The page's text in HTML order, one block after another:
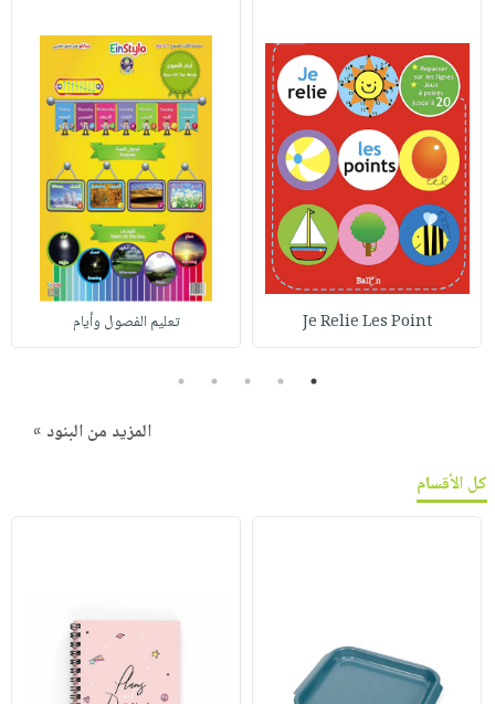
Je Relie Les Point تعليم الفصول وأيام
1
2
3
4
5
المزيد من البنود »
كل الأقسام